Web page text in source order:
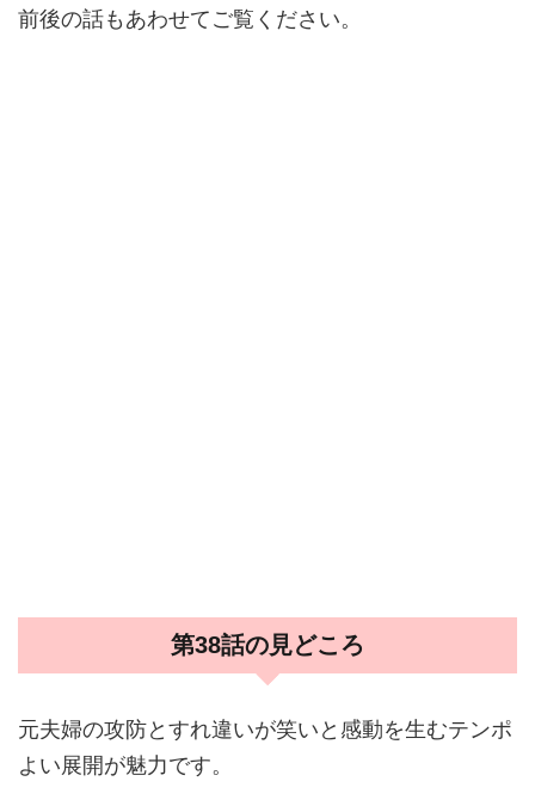
前後の話もあわせてご覧ください。
第38話の見どころ
元夫婦の攻防とすれ違いが笑いと感動を生むテンポ
よい展開が魅力です。